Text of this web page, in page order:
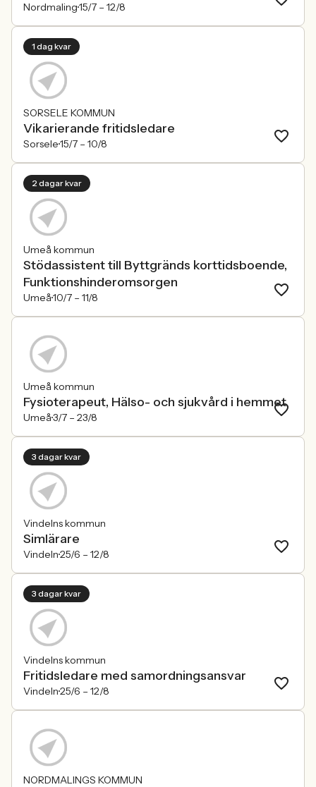
Nordmaling15/7 – 12/8
1 dag kvar
SORSELE KOMMUN
Vikarierande fritidsledare
Sorsele15/7 – 10/8
2 dagar kvar
Umeå kommun
Stödassistent till Byttgränds korttidsboende,
Funktionshinderomsorgen
Umeå10/7 – 11/8
Umeå kommun
Fysioterapeut, Hälso- och sjukvård i hemmet
Umeå3/7 – 23/8
3 dagar kvar
Vindelns kommun
Simlärare
Vindeln25/6 – 12/8
3 dagar kvar
Vindelns kommun
Fritidsledare med samordningsansvar
Vindeln25/6 – 12/8
NORDMALINGS KOMMUN